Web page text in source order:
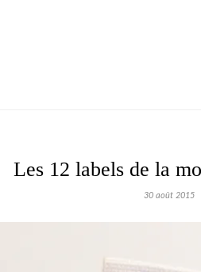
Les 12 labels de la
30 août 2015